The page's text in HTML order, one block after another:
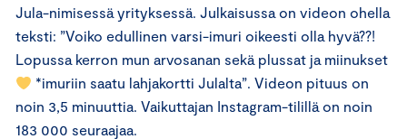
Jula-nimisessä yrityksessä. Julkaisussa on videon ohella
teksti: ”Voiko edullinen varsi-imuri oikeesti olla hyvä??!
Lopussa kerron mun arvosanan sekä plussat ja miinukset
*imuriin saatu lahjakortti Julalta”. Videon pituus on
noin 3,5 minuuttia. Vaikuttajan Instagram-tilillä on noin
183 000 seuraajaa.